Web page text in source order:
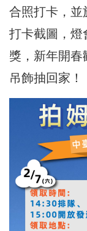
合照打卡，並
打卡截圖，燈
獎，新年開春
吊飾抽回家！